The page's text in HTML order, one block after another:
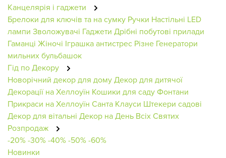
Канцелярія і гаджети
Брелоки для ключів та на сумку Ручки Настільні LED
лампи Зволожувачі Гаджети Дрібні побутові прилади
Гаманці Жіночі Іграшка антистрес Різне Генератори
мильних бульбашок
Гід по Декору
Новорічний декор для домуДекор для дитячої
Декорації на Хеллоуїн Кошики для садуФонтани
Прикраси на Хеллоуїн Санта Клауси Штекери садові
Декор для вітальні Декор на День Всіх Святих
Розпродаж
-20%-30%-40%-50%-60%
Новинки